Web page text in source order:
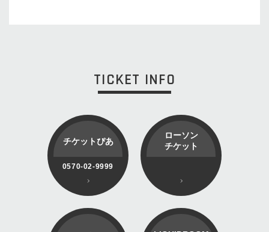
TICKET INFO
チケットぴあ
0570-02-9999
ローソン
チケット